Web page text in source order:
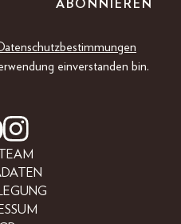
einverstanden bin.